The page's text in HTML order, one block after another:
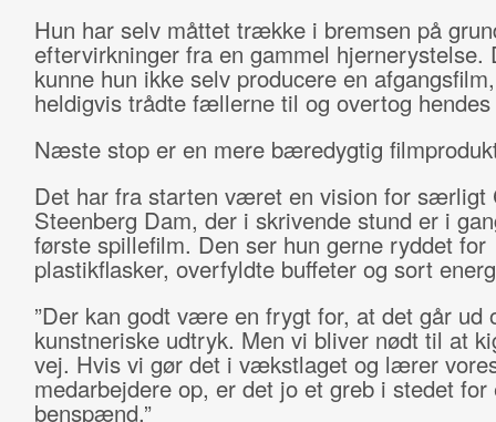
Hun har selv måttet trække i bremsen på
eftervirkninger fra en gammel hjernerystelse.
kunne hun ikke selv producere en
heldigvis trådte fællerne til og overtog
Næste stop er en mere bæredygtig
Det har fra starten været en vision for særligt
Steenberg Dam, der i skrivende stund er i
første spillefilm. Den ser hun gerne ryddet for
plastikflasker, overfyldte buffeter og sort
”Der kan godt være en frygt for, at det går ud
kunstneriske udtryk. Men vi bliver nødt til at
vej. Hvis vi gør det i vækstlaget og lærer
medarbejdere op, er det jo et greb i stedet for
benspænd.”